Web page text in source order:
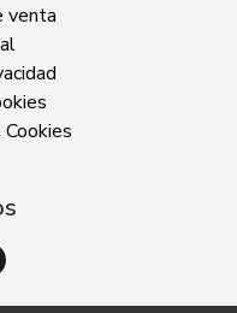
venta